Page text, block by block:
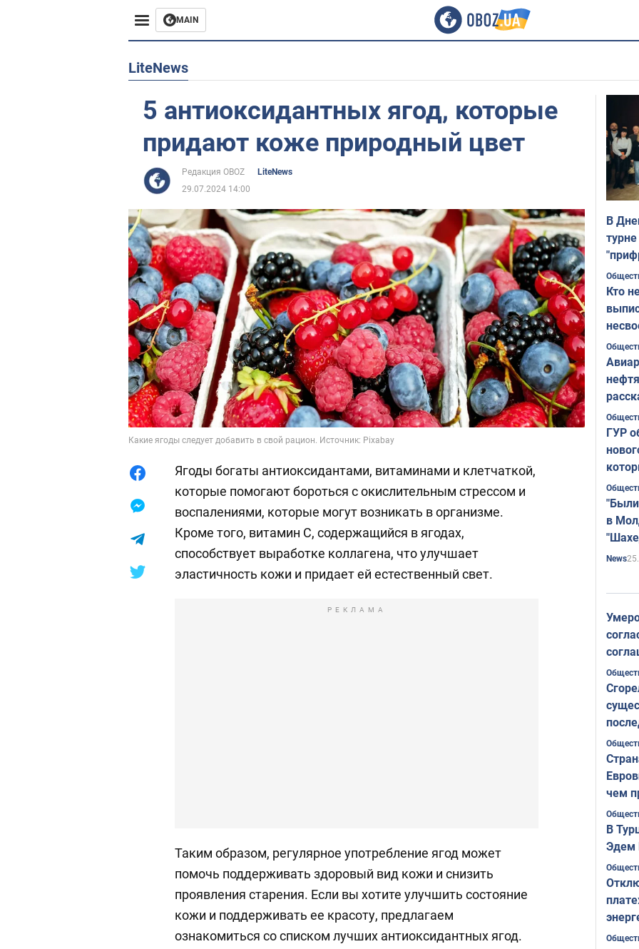
MAIN
Европа
Африка
Лайфхаки
LiteNews
5 антиоксидантных ягод, которые
придают коже природный цвет
Редакция OBOZ
LiteNews
29.07.2024 14:00
Какие ягоды следует добавить в свой рацион. Источник: Pixabay
Ягоды богаты антиоксидантами, витаминами и клетчаткой,
которые помогают бороться с окислительным стрессом и
воспалениями, которые могут возникать в организме.
Кроме того, витамин C, содержащийся в ягодах,
способствует выработке коллагена, что улучшает
эластичность кожи и придает ей естественный свет.
РЕКЛАМА
Таким образом, регулярное употребление ягод может
помочь поддерживать здоровый вид кожи и снизить
проявления старения. Если вы хотите улучшить состояние
кожи и поддерживать ее красоту, предлагаем
ознакомиться со списком лучших антиоксидантных ягод.
В
Кто
ГУР
в
News
чем
В
Эдем